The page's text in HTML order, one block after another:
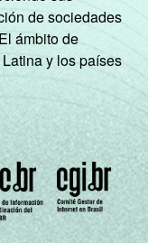
0
de sociedades
ámbito de
y los países